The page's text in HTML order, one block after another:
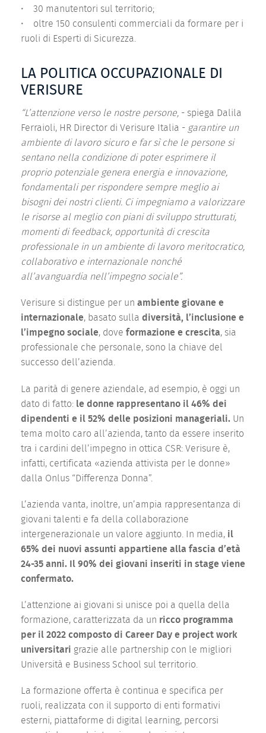
• 30 manutentori sul territorio;
• oltre 150 consulenti commerciali da formare per i
ruoli di Esperti di Sicurezza.
LA POLITICA OCCUPAZIONALE DI
VERISURE
“L’attenzione verso le nostre persone, - spiega Dalila
Ferraioli, HR Director di Verisure Italia - garantire un
ambiente di lavoro sicuro e far sì che le persone si
sentano nella condizione di poter esprimere il
proprio potenziale genera energia e innovazione,
fondamentali per rispondere sempre meglio ai
bisogni dei nostri clienti. Ci impegniamo a valorizzare
le risorse al meglio con piani di sviluppo strutturati,
momenti di feedback, opportunità di crescita
professionale in un ambiente di lavoro meritocratico,
collaborativo e internazionale nonché
all’avanguardia nell’impegno sociale”.
Verisure si distingue per un ambiente giovane e
internazionale, basato sulla diversità, l’inclusione e
l’impegno sociale, dove formazione e crescita, sia
professionale che personale, sono la chiave del
successo dell’azienda.
La parità di genere aziendale, ad esempio, è oggi un
dato di fatto: le donne rappresentano il 46% dei
dipendenti e il 52% delle posizioni manageriali. Un
tema molto caro all’azienda, tanto da essere inserito
tra i cardini dell’impegno in ottica CSR: Verisure è,
infatti, certificata «azienda attivista per le donne»
dalla Onlus “Differenza Donna”.
L’azienda vanta, inoltre, un’ampia rappresentanza di
giovani talenti e fa della collaborazione
intergenerazionale un valore aggiunto. In media, il
65% dei nuovi assunti appartiene alla fascia d’età
24-35 anni. Il 90% dei giovani inseriti in stage viene
confermato.
L’attenzione ai giovani si unisce poi a quella della
formazione, caratterizzata da un ricco programma
per il 2022 composto di Career Day e project work
universitari grazie alle partnership con le migliori
Università e Business School sul territorio.
La formazione offerta è continua e specifica per
ruoli, realizzata con il supporto di enti formativi
esterni, piattaforme di digital learning, percorsi